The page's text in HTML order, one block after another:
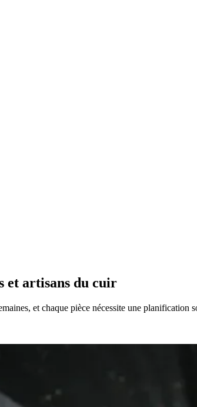
et artisans du cuir
et chaque pièce nécessite une